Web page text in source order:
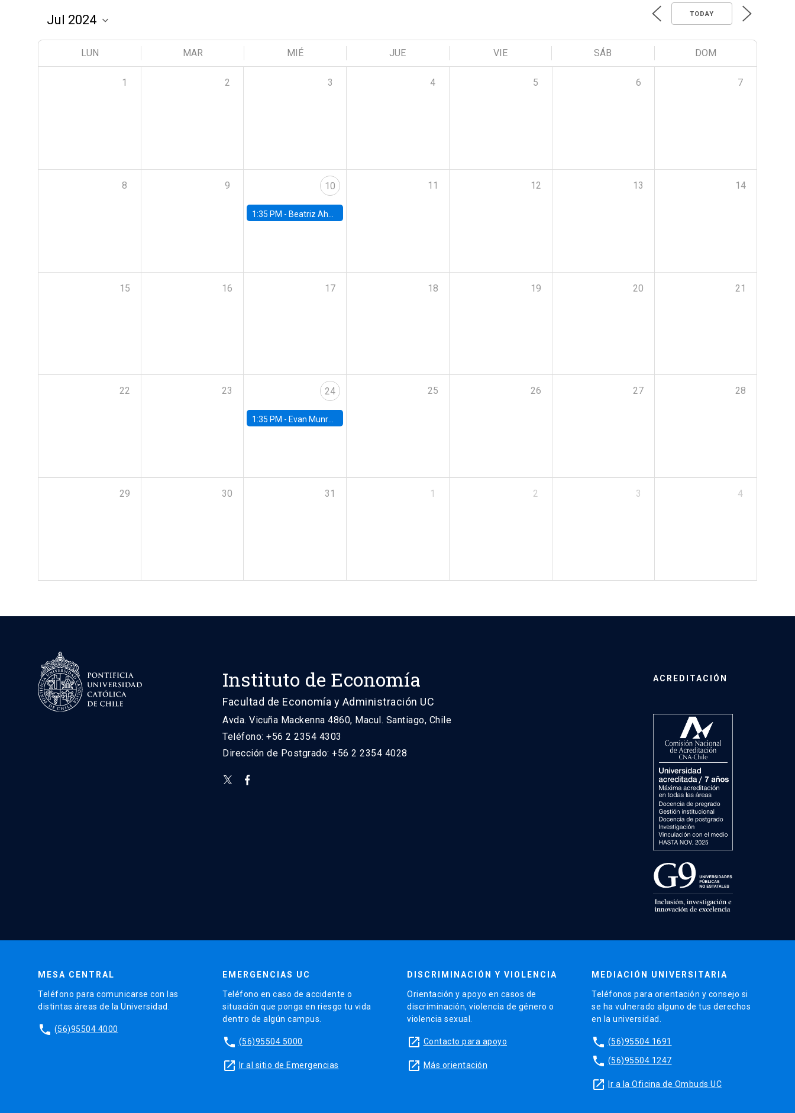
TODAY
LUN MAR MIÉ JUE VIE SÁB DOM
1 2 3 4 5 6 7
8 9 10
1:35 PM - Beatriz Ahumada, PhD candidate, Universidad de Pittsburgh
11 12 13 14
15 16 17 18 19 20 21
22 23 24
1:35 PM - Evan Munro, Neyman Visiting Assistant Professor in the Department of Statistics at UC Berkeley
25 26 27 28
29 30 31 1 2 3 4
Instituto de Economía
Facultad de Economía y Administración UC
Avda. Vicuña Mackenna 4860, Macul. Santiago, Chile
Teléfono: +56 2 2354 4303
Dirección de Postgrado: +56 2 2354 4028
ACREDITACIÓN
MESA CENTRAL
Teléfono para comunicarse con las
distintas áreas de la Universidad.
phone (56)95504 4000
EMERGENCIAS UC
Teléfono en caso de accidente o
situación que ponga en riesgo tu vida
dentro de algún campus.
phone (56)95504 5000
launch Ir al sitio de Emergencias
DISCRIMINACIÓN Y VIOLENCIA
Orientación y apoyo en casos de
discriminación, violencia de género o
violencia sexual.
launch Contacto para apoyo
launch Más orientación
MEDIACIÓN UNIVERSITARIA
Teléfonos para orientación y consejo si
se ha vulnerado alguno de tus derechos
en la universidad.
phone (56)95504 1691
phone (56)95504 1247
launch Ir a la Oficina de Ombuds UC